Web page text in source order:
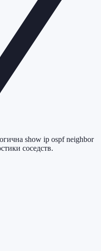
show ip ospf neighbor
соседств.